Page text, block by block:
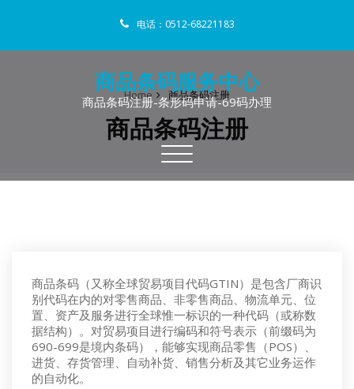
电话：0512-68221183
商品条码服务中心
商品条码注册-条形码申请-69码办理
Toggle
Home 商品条码注册
商品条码注册
商品条码（又称全球贸易项目代码GTIN）是包含厂商识
别代码在内的对零售商品、非零售商品、物流单元、位
置、资产及服务进行全球惟一标识的一种代码（或称数
据结构）。对贸易项目进行编码和符号表示（前缀码为
690-699是境内条码），能够实现商品零售（POS）、
进货、存货管理、自动补货、销售分析及其它业务运作
的自动化。